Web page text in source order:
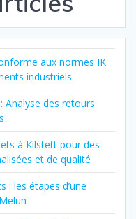
aux normes IK
industriels
Analyse des retours
à Kilstett pour des
et de qualité
: les étapes d’une